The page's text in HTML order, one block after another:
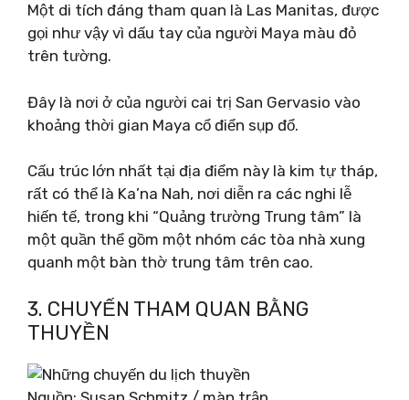
Một di tích đáng tham quan là Las Manitas, được
gọi như vậy vì dấu tay của người Maya màu đỏ
trên tường.
Đây là nơi ở của người cai trị San Gervasio vào
khoảng thời gian Maya cổ điển sụp đổ.
Cấu trúc lớn nhất tại địa điểm này là kim tự tháp,
rất có thể là Ka’na Nah, nơi diễn ra các nghi lễ
hiến tế, trong khi “Quảng trường Trung tâm” là
một quần thể gồm một nhóm các tòa nhà xung
quanh một bàn thờ trung tâm trên cao.
3. CHUYẾN THAM QUAN BẰNG
THUYỀN